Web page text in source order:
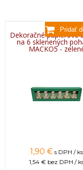
Dekoračné papierové
na 6 sklenených
MACKO5 -
1,90 € s DPH / ks
1,54 € bez DPH /